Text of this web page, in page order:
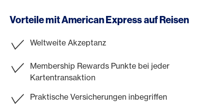
Vorteile mit American Express auf Reisen
Weltweite Akzeptanz
Membership Rewards Punkte bei jeder
Kartentransaktion
Praktische Versicherungen inbegriffen